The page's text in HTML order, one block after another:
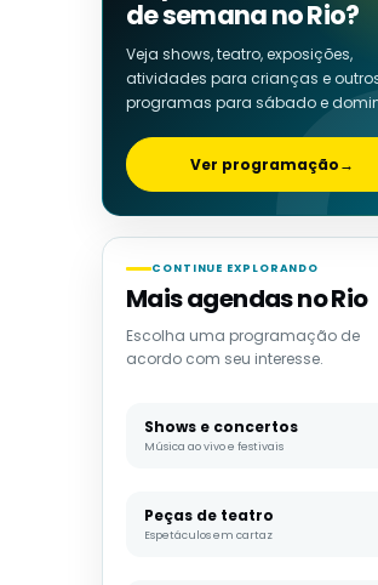
de semana no Rio?
Veja shows, teatro, exposições,
atividades para crianças e
programas para sábado e
Ver programação→
CONTINUE EXPLORANDO
Mais agendas no Rio
Escolha uma programação de
acordo com seu interesse.
Shows e concertos
Música ao vivo e festivais
Peças de teatro
Espetáculos em cartaz